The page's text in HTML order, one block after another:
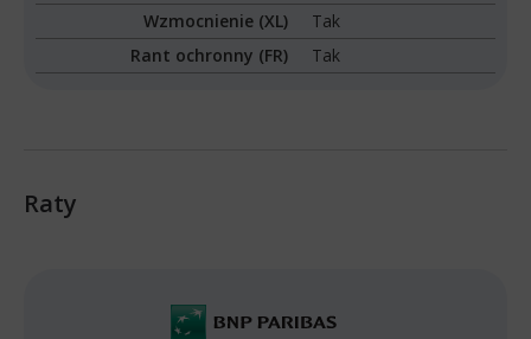
Wzmocnienie (XL)
Tak
Rant ochronny (FR)
Tak
Raty